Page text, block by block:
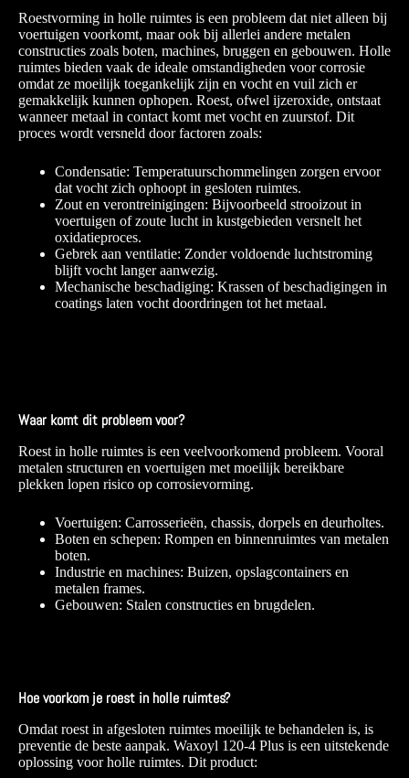
Roestvorming in holle ruimtes is een probleem dat niet alleen bij
voertuigen voorkomt, maar ook bij allerlei andere metalen
constructies zoals boten, machines, bruggen en gebouwen. Holle
ruimtes bieden vaak de ideale omstandigheden voor corrosie
omdat ze moeilijk toegankelijk zijn en vocht en vuil zich er
gemakkelijk kunnen ophopen. Roest, ofwel ijzeroxide, ontstaat
wanneer metaal in contact komt met vocht en zuurstof. Dit
proces wordt versneld door factoren zoals:
Condensatie: Temperatuurschommelingen zorgen ervoor
dat vocht zich ophoopt in gesloten ruimtes.
Zout en verontreinigingen: Bijvoorbeeld strooizout in
voertuigen of zoute lucht in kustgebieden versnelt het
oxidatieproces.
Gebrek aan ventilatie: Zonder voldoende luchtstroming
blijft vocht langer aanwezig.
Mechanische beschadiging: Krassen of beschadigingen in
coatings laten vocht doordringen tot het metaal.
Waar komt dit probleem voor?
Roest in holle ruimtes is een veelvoorkomend probleem. Vooral
metalen structuren en voertuigen met moeilijk bereikbare
plekken lopen risico op corrosievorming.
Voertuigen: Carrosserieën, chassis, dorpels en deurholtes.
Boten en schepen: Rompen en binnenruimtes van metalen
boten.
Industrie en machines: Buizen, opslagcontainers en
metalen frames.
Gebouwen: Stalen constructies en brugdelen.
Hoe voorkom je roest in holle ruimtes?
Omdat roest in afgesloten ruimtes moeilijk te behandelen is, is
preventie de beste aanpak. Waxoyl 120-4 Plus is een uitstekende
oplossing voor holle ruimtes​. Dit product: